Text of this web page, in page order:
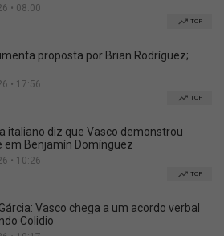
• 08:00
TOP
proposta por Brian Rodríguez;
• 17:56
TOP
italiano diz que Vasco demonstrou
em Benjamín Domínguez
• 10:26
TOP
Vasco chega a um acordo verbal
Colidio